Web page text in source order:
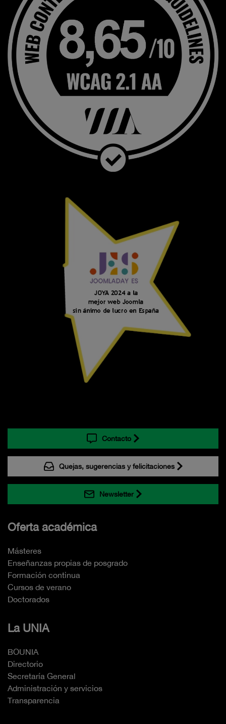
Contacto
Quejas, sugerencias y felicitaciones
Newsletter
Oferta académica
Másteres
Enseñanzas propias de posgrado
Formación continua
Cursos de verano
Doctorados
La UNIA
BOUNIA
Directorio
Secretaría General
Administración y servicios
Transparencia